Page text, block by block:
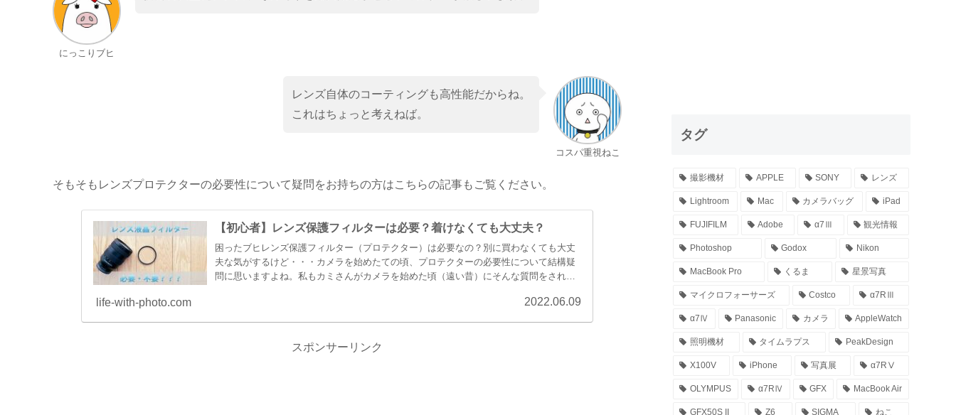
にっこりブヒ
コスパ重視ねこ
レンズ自体のコーティングも高性能だからね。
これはちょっと考えねば。
そもそもレンズプロテクターの必要性について疑問をお持ちの方はこちらの記事もご覧ください。
【初心者】レンズ保護フィルターは必要？着けなくても大丈夫？
困ったブヒレンズ保護フィルター（プロテクター）は必要なの？別に買わなくても大丈
夫な気がするけど・・・カメラを始めたての頃、プロテクターの必要性について結構疑
問に思いますよね。私もカミさんがカメラを始めた頃（遠い昔）にそんな質問をされた
life-with-photo.com 2022.06.09
スポンサーリンク
タグ
撮影機材 APPLE SONY レンズ
Lightroom Mac カメラバッグ iPad
FUJIFILM Adobe α7Ⅲ 観光情報
Photoshop Godox Nikon
MacBook Pro くるま 星景写真
マイクロフォーサーズ Costco α7RⅢ
α7Ⅳ Panasonic カメラ AppleWatch
照明機材 タイムラプス PeakDesign
X100V iPhone 写真展 α7RⅤ
OLYMPUS α7RⅣ GFX MacBook Air
GFX50S II Z6 SIGMA ねこ